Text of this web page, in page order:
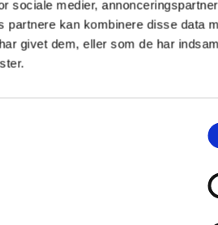
sociale medier,
partnere kan kombinere disse data
givet dem, eller som de har